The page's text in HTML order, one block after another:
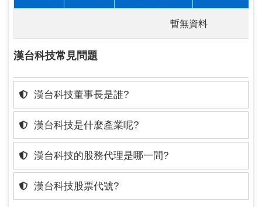
暫無資料
漢台科技常見問題
漢台科技董事長是誰?
漢台科技是什麼產業呢?
漢台科技的股務代理是哪一間?
漢台科技股票代號?